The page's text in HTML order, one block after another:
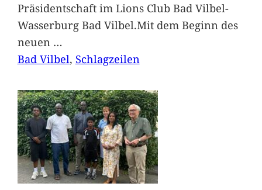
Präsidentschaft im Lions Club Bad Vilbel-
Wasserburg Bad Vilbel.Mit dem Beginn des
neuen …
Bad Vilbel, Schlagzeilen